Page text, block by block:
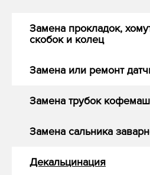
Замена прокладок,
скобок и колец
Замена или ремонт
Замена трубок
Замена сальника
Декальцинация